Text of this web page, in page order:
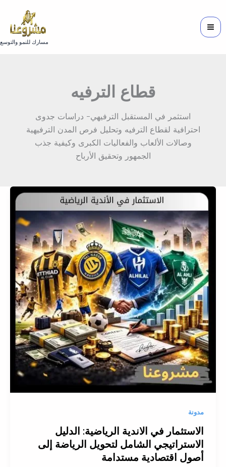
إلى
المحتوى
مسارك للنمو والتوسع
قطاع الترفيه
استثمر في المستقبل الترفيهي- دراسات جدوى
احترافية لقطاع الترفيه وتحليل فرص المدن الترفيهية
وصالات الألعاب والفعاليات الكبرى وكيفية جذب
الجمهور وتحقيق الأرباح
مدونة
الاستثمار في الاندية الرياضية: الدليل
الاستراتيجي الشامل لتحويل الرياضة إلى
أصول اقتصادية مستدامة